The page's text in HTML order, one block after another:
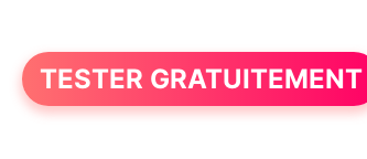
TESTER GRATUITEMENT